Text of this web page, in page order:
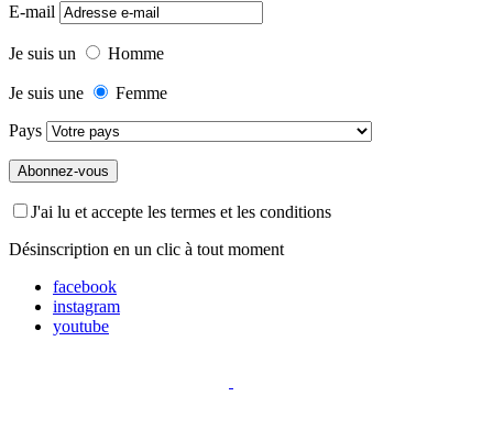
E-mail
Je suis un Homme
Je suis une
Femme
Pays
J'ai lu et accepte les termes et les conditions
Désinscription en un clic à tout moment
facebook
instagram
youtube